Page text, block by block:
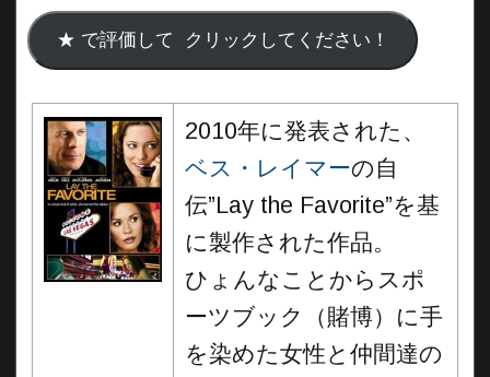
2010年に発表された、
ベス・レイマーの自
伝”Lay the Favorite”を基
に製作された作品。
ひょんなことからスポ
ーツブック（賭博）に手
を染めた女性と仲間達の